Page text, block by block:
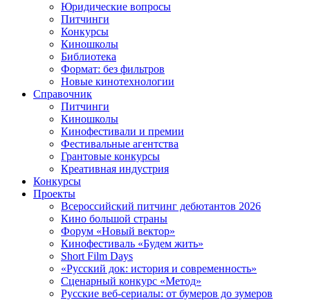
Юридические вопросы
Питчинги
Конкурсы
Киношколы
Библиотека
Формат: без фильтров
Новые кинотехнологии
Справочник
Питчинги
Киношколы
Кинофестивали и премии
Фестивальные агентства
Грантовые конкурсы
Креативная индустрия
Конкурсы
Проекты
Всероссийский питчинг дебютантов 2026
Кино большой страны
Форум «Новый вектор»
Кинофестиваль «Будем жить»
Short Film Days
«Русский док: история и современность»
Сценарный конкурс «Метод»
Русские веб-сериалы: от бумеров до зумеров